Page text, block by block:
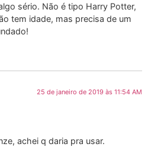
sério. Não é tipo Harry Potter,
tem idade, mas precisa de um
25 de janeiro de 2019 às 11:54 AM
achei q daria pra usar.